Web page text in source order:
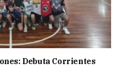
Debuta Corrientes